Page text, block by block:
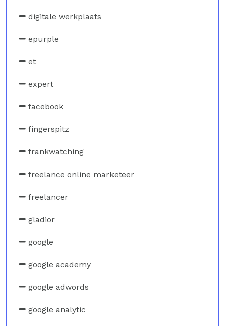
digitale werkplaats
epurple
et
expert
facebook
fingerspitz
frankwatching
freelance online marketeer
freelancer
gladior
google
google academy
google adwords
google analytic